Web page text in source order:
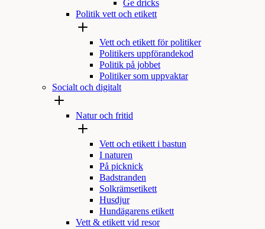
Ge dricks
Politik vett och etikett
Vett och etikett för politiker
Politikers uppförandekod
Politik på jobbet
Politiker som uppvaktar
Socialt och digitalt
Natur och fritid
Vett och etikett i bastun
I naturen
På picknick
Badstranden
Solkrämsetikett
Husdjur
Hundägarens etikett
Vett & etikett vid resor